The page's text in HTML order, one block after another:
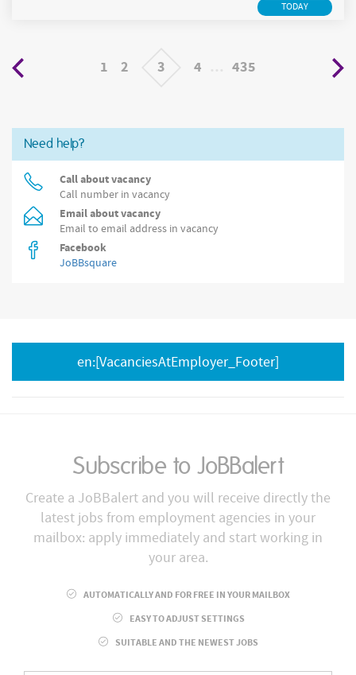
TODAY
1 2 3 4 435
Need help?
Call about vacancy
Call number in vacancy
Email about vacancy
Email to email address in vacancy
Facebook
JoBBsquare
en:[VacanciesAtEmployer_Footer]
Subscribe to JoBBalert
Create a JoBBalert and you will receive directly the
latest jobs from employment agencies in your
mailbox: apply immediately and start working in
your area.
AUTOMATICALLY AND FOR FREE IN YOUR MAILBOX
EASY TO ADJUST SETTINGS
SUITABLE AND THE NEWEST JOBS